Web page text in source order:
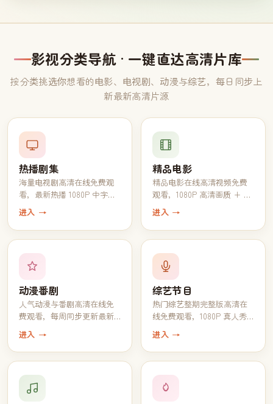
影视分类导航 · 一键直达高清片库
按分类挑选你想看的电影、电视剧、动漫与综艺，每日同步上
新最新高清片源
热播剧集
海量电视剧高清在线免费观
看，最新热播 1080P 中字完
结全集一键追完
进入 →
精品电影
精品电影在线高清视频免费
观看，1080P 高清画质 + 中
文字幕一键播放
进入 →
动漫番剧
人气动漫与番剧高清在线免
费观看，每周同步更新最新
一话
进入 →
综艺节目
热门综艺整期完整版高清在
线免费观看，1080P 真人秀
脱口秀全收录
进入 →